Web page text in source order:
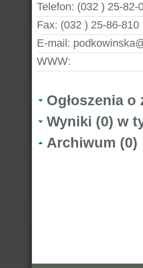
Telefon: (032 ) 25-82-
Fax: (032 ) 25-86-810
E-mail:
WWW:
Ogłoszenia
Wyniki (0) w
Archiwum (0)